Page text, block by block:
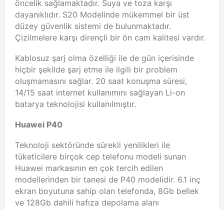
öncelik sağlamaktadır. Suya ve toza karşı
dayanıklıdır. S20 Modelinde mükemmel bir üst
düzey güvenlik sistemi de bulunmaktadır.
Çizilmelere karşı dirençli bir ön cam kalitesi vardır.
Kablosuz şarj olma özelliği ile de gün içerisinde
hiçbir şekilde şarj etme ile ilgili bir problem
oluşmamasını sağlar. 20 saat konuşma süresi,
14/15 saat internet kullanımını sağlayan Li-on
batarya teknolojisi kullanılmıştır.
Huawei P40
Teknoloji sektöründe sürekli yenilikleri ile
tüketicilere birçok cep telefonu modeli sunan
Huawei markasının en çok tercih edilen
modellerinden bir tanesi de P40 modelidir. 6.1 inç
ekran boyutuna sahip olan telefonda, 8Gb bellek
ve 128Gb dahili hafıza depolama alanı